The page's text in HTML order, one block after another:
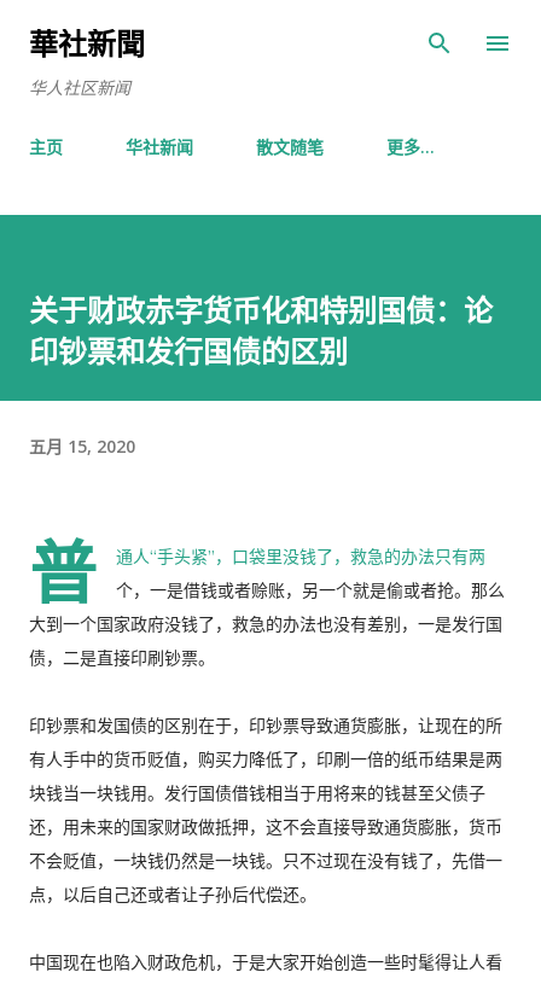
華社新聞
华人社区新闻
主页 华社新闻 散文随笔 更多…
关于财政赤字货币化和特别国债：论
印钞票和发行国债的区别
五月 15, 2020
普
通人“手头紧”，口袋里没钱了，救急的办法只有两
个，一是借钱或者赊账，另一个就是偷或者抢。那么
大到一个国家政府没钱了，救急的办法也没有差别，一是发行国
债，二是直接印刷钞票。
印钞票和发国债的区别在于，印钞票导致通货膨胀，让现在的所
有人手中的货币贬值，购买力降低了，印刷一倍的纸币结果是两
块钱当一块钱用。发行国债借钱相当于用将来的钱甚至父债子
还，用未来的国家财政做抵押，这不会直接导致通货膨胀，货币
不会贬值，一块钱仍然是一块钱。只不过现在没有钱了，先借一
点，以后自己还或者让子孙后代偿还。
中国现在也陷入财政危机，于是大家开始创造一些时髦得让人看